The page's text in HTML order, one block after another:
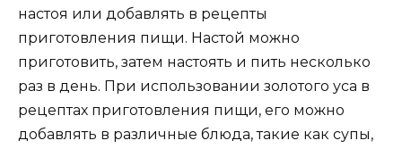
настоя или добавлять в рецепты
приготовления пищи. Настой можно
приготовить, затем настоять и пить несколько
раз в день. При использовании золотого уса в
рецептах приготовления пищи, его можно
добавлять в различные блюда, такие как супы,